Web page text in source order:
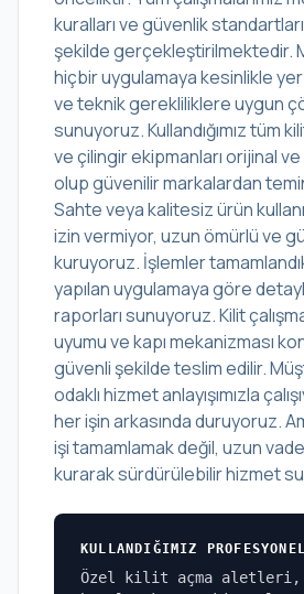
kuralları ve güvenlik
şekilde gerçekleştirilmektedir.
hiçbir uygulamaya kesinlikle
ve teknik gerekliliklere uygun
sunuyoruz. Kullandığımız tüm
ve çilingir ekipmanları orijinal
olup güvenilir markalardan
Sahte veya kalitesiz ürün
izin vermiyor, uzun ömürlü ve
kuruyoruz. İşlemler
yapılan uygulamaya göre
raporları sunuyoruz. Kilit
uyumu ve kapı mekanizması
güvenli şekilde teslim edilir.
odaklı hizmet anlayışımızla
her işin arkasında duruyoruz.
işi tamamlamak değil, uzun
kurarak sürdürülebilir hizmet
KULLANDIĞIMIZ
Özel kilit açma